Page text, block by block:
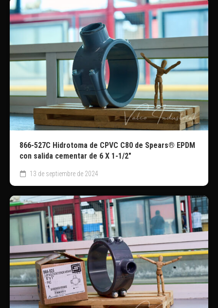
866-527C Hidrotoma de CPVC C80 de Spears® EPDM
con salida cementar de 6 X 1-1/2″
13 de septiembre de 2024